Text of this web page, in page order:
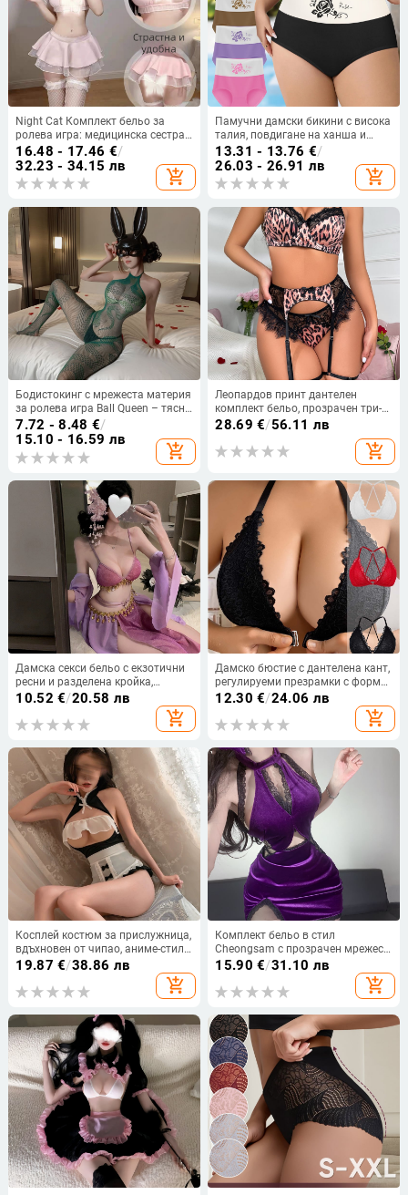
Night Cat Комплект бельо за
ролева игра: медицинска сестра
– полиестер, основен състав 80–
90%
16.48 - 17.46 €/
32.23 - 34.15 лв
add_shopping_cart
Памучни дамски бикини с висока
талия, повдигане на ханша и
контрол на корема, дишаща
памучна тъкан
13.31 - 13.76 €/
26.03 - 26.91 лв
add_shopping_cart
Бодистокинг с мрежеста материя
за ролева игра Ball Queen – тясно
прилепнал, прозрачен полиестер
бельо
7.72 - 8.48 €/
15.10 - 16.59 лв
add_shopping_cart
Леопардов принт дантелен
комплект бельо, прозрачен три-
частен дизайн, полиестер
28.69 €/56.11 лв
add_shopping_cart
Дамска секси бельо с екзотични
ресни и разделена кройка,
вдъхновено от антична Дунхуан
полиестер • 90–95% полиестер
10.52 €/20.58 лв
add_shopping_cart
Дамско бюстие с дантелена кант,
регулируеми презрамки с форма
на Y, чашка 1/2, основен плат
12.30 €/24.06 лв
add_shopping_cart
Косплей костюм за прислужница,
вдъхновен от чипао, аниме-стил
двумерна униформа, силует на
боди костюм, полиестерна тъкан
(70–80% полиестер), опаковано в
19.87 €/38.86 лв
add_shopping_cart
Комплект бельо в стил
Cheongsam с прозрачен мрежест
дизайн за жени (Роля:
Cheongsam; Материя: Нейлон
90–95%; Дизайн: Мрежа)
15.90 €/31.10 лв
add_shopping_cart